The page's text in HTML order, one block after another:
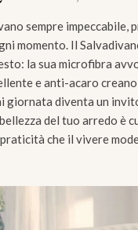
sempre impeccabile,
momento. Il
la sua microfibra
e anti-acaro creano
giornata diventa un
del tuo arredo è
che il vivere